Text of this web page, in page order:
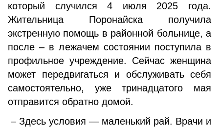
который случился 4 июля 2025 года.
Жительница Поронайска получила
экстренную помощь в районной больнице, а
после – в лежачем состоянии поступила в
профильное учреждение. Сейчас женщина
может передвигаться и обслуживать себя
самостоятельно, уже тринадцатого мая
отправится обратно домой.
– Здесь условия — маленький рай. Врачи и